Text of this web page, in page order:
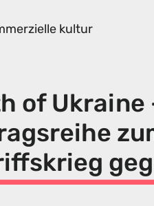
kultur
of